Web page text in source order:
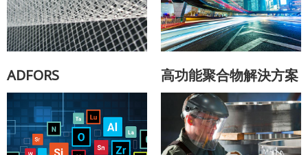
ADFORS 高功能聚合物解決方案